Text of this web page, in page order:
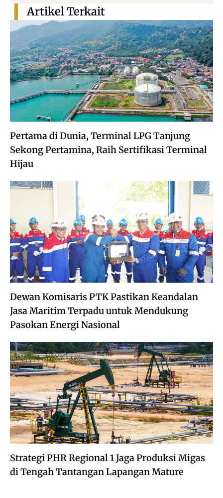
Pertama di Dunia, Terminal LPG Tanjung
Sekong Pertamina, Raih Sertifikasi Terminal
Hijau
Dewan Komisaris PTK Pastikan Keandalan
Jasa Maritim Terpadu untuk Mendukung
Pasokan Energi Nasional
Strategi PHR Regional 1 Jaga Produksi Migas
di Tengah Tantangan Lapangan Mature
Artikel Terkait